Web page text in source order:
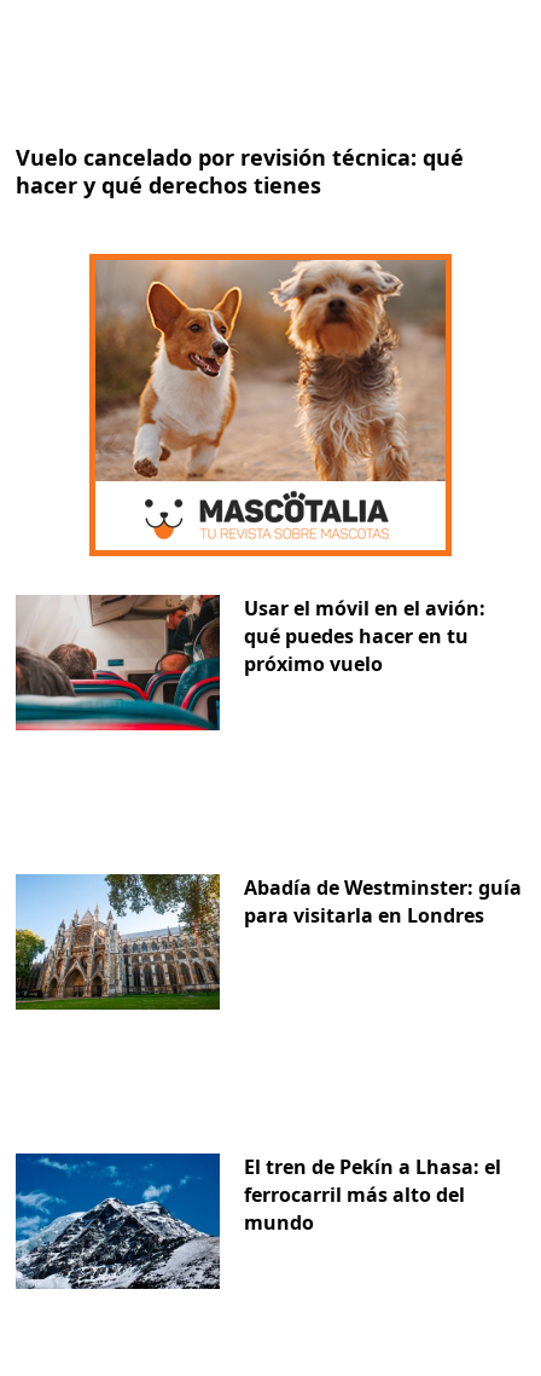
Vuelo cancelado por revisión técnica: qué
hacer y qué derechos tienes
Usar el móvil en el avión:
qué puedes hacer en tu
próximo vuelo
Abadía de Westminster: guía
para visitarla en Londres
El tren de Pekín a Lhasa: el
ferrocarril más alto del
mundo